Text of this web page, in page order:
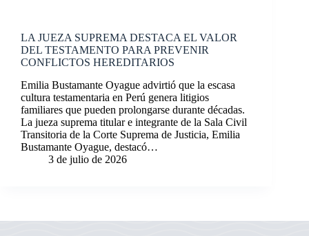
LA JUEZA SUPREMA DESTACA EL VALOR
DEL TESTAMENTO PARA PREVENIR
CONFLICTOS HEREDITARIOS
Emilia Bustamante Oyague advirtió que la escasa
cultura testamentaria en Perú genera litigios
familiares que pueden prolongarse durante décadas.
La jueza suprema titular e integrante de la Sala Civil
Transitoria de la Corte Suprema de Justicia, Emilia
Bustamante Oyague, destacó…
3 de julio de 2026